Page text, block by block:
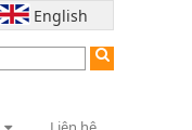
English